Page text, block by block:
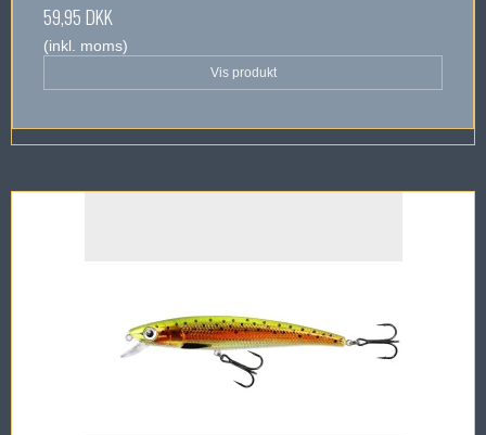
59,95 DKK
(inkl. moms)
Vis produkt